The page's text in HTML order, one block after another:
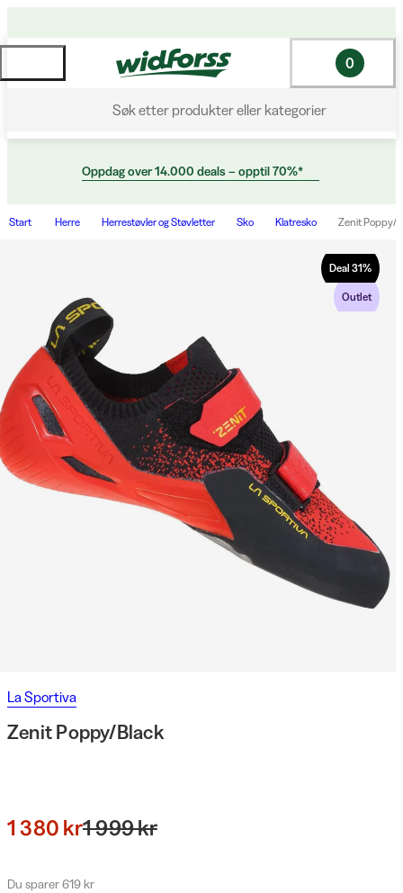
Søk etter produkter eller kategorier
0
Oppdag over 14.000 deals – opptil 70%*
Start Herre Herrestøvler og Støvletter Sko Klatresko Zenit Poppy/
Deal 31%
Outlet
La Sportiva
Zenit Poppy/Black
1 380 kr1 999 kr
Du sparer 619 kr